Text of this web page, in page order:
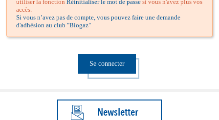
utiliser la fonction Réinitialiser le mot de passe si vous n'avez plus vos
accès.
Si vous n’avez pas de compte, vous pouvez faire une demande
d'adhésion au club "Biogaz"
Se connecter
Newsletter